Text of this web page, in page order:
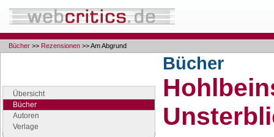
Bücher >> Rezensionen >> Am Abgrund
Übersicht
Bücher
Autoren
Verlage
Bücher